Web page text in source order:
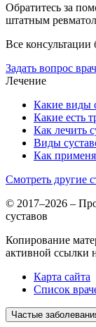
Обратитесь за
штатным
Все консультации
Задать вопрос
Лечение
Какие виды
Какие есть
Как лечить
Виды
Как
Смотреть другие
© 2017–2026 –
суставов
Копирование
активной ссылки
Карта сайта
Список
Частые